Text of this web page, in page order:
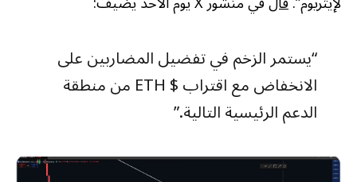
“يستمر الزخم في تفضيل المضاربين على
الانخفاض مع اقتراب $ ETH من منطقة
الدعم الرئيسية التالية.”